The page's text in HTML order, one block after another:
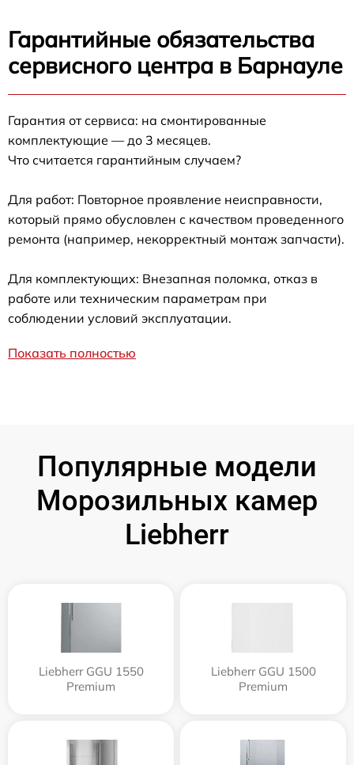
Гарантийные обязательства
сервисного центра в Барнауле
Гарантия от сервиса: на смонтированные
комплектующие — до 3 месяцев.
Что считается гарантийным случаем?
Для работ: Повторное проявление неисправности,
который прямо обусловлен с качеством проведенного
ремонта (например, некорректный монтаж запчасти).
Для комплектующих: Внезапная поломка, отказ в
работе или техническим параметрам при
соблюдении условий эксплуатации.
Показать полностью
Популярные модели
Морозильных камер
Liebherr
Liebherr GGU 1550
Premium
Liebherr GGU 1500
Premium